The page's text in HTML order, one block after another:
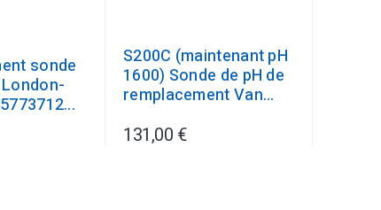
sonde
London-
S200C (maintenant pH
1600) Sonde de pH de
remplacement Van...
131,00 €